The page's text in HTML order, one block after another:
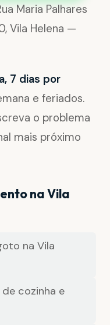
Maria Palhares
Vila Helena —
7 dias por
e feriados.
o problema
mais próximo
na Vila
na Vila
cozinha e